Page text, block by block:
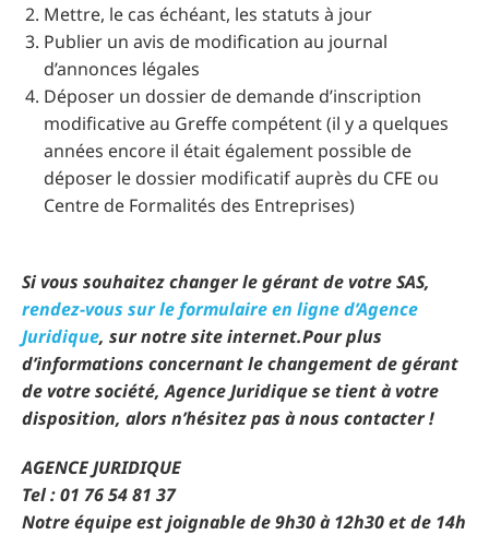
Mettre, le cas échéant, les statuts à jour
Publier un avis de modification au journal
d’annonces légales
Déposer un dossier de demande d’inscription
modificative au Greffe compétent (il y a quelques
années encore il était également possible de
déposer le dossier modificatif auprès du CFE ou
Centre de Formalités des Entreprises)
Si vous souhaitez changer le gérant de votre SAS,
rendez-vous sur le formulaire en ligne d’Agence
Juridique, sur notre site internet.Pour plus
d’informations concernant le changement de gérant
de votre société, Agence Juridique se tient à votre
disposition, alors n’hésitez pas à nous contacter !
AGENCE JURIDIQUE
Tel : 01 76 54 81 37
Notre équipe est joignable de 9h30 à 12h30 et de 14h